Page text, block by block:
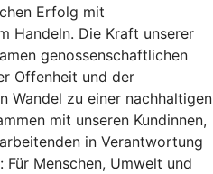
Erfolg mit
Handeln. Die Kraft unserer
genossenschaftlichen
Offenheit und der
Wandel zu einer nachhaltigen
mit unseren Kundinnen,
in Verantwortung
Menschen, Umwelt und